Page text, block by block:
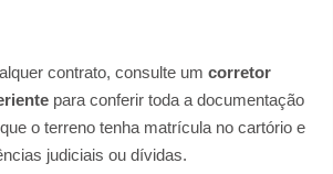
contrato, consulte um corretor
para conferir toda a documentação
o terreno tenha matrícula no cartório e
judiciais ou dívidas.